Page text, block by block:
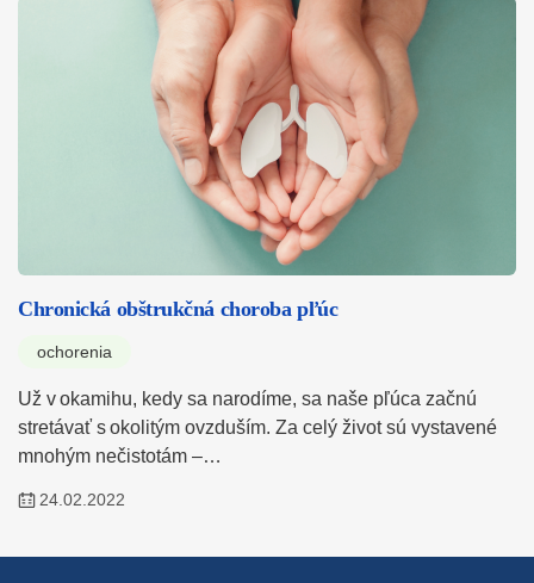
Chronická obštrukčná choroba pľúc
ochorenia
Už v okamihu, kedy sa narodíme, sa naše pľúca začnú
stretávať s okolitým ovzduším. Za celý život sú vystavené
mnohým nečistotám –…
24.02.2022